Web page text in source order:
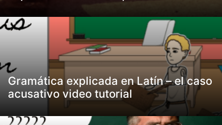
Gramática explicada en Latín – el caso
acusativo video tutorial